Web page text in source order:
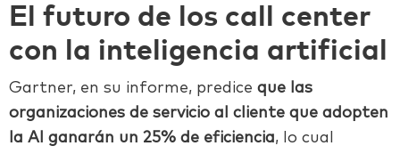
El futuro de los call center
con la inteligencia artificial
Gartner, en su informe, predice que las
organizaciones de servicio al cliente que adopten
la AI ganarán un 25% de eficiencia, lo cual